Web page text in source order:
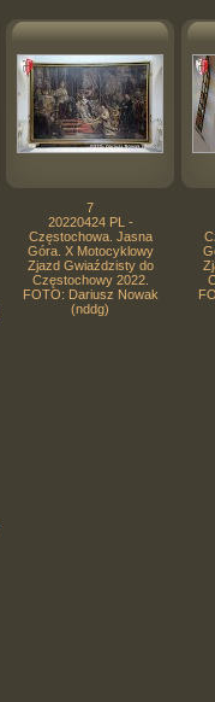
7
20220424 PL -
Częstochowa. Jasna
Góra. X Motocyklowy
Zjazd Gwiaździsty do
Częstochowy 2022.
FOTO: Dariusz Nowak
(nddg)